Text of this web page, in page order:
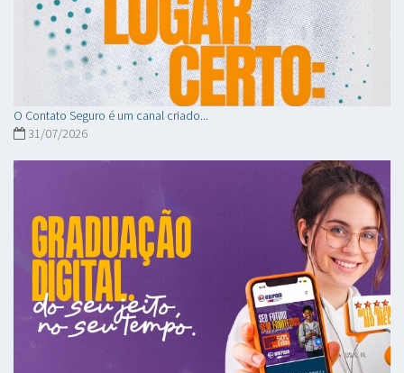
O Contato Seguro é um canal criado...
31/07/2026